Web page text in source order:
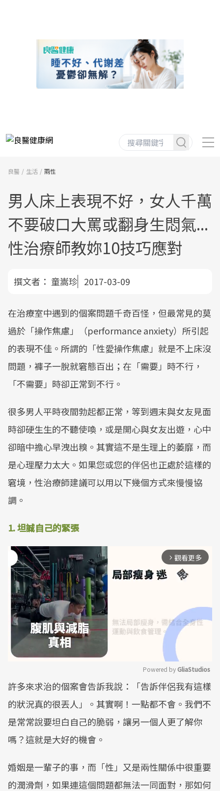
良醫 生活 兩性
男人床上表現不好，女人千萬
不要破口大罵或翻身生悶氣...
性治療師教妳10技巧應對
撰文者： 童嵩珍 2017-03-09
在治療室中遇到的個案問題千奇百怪，但最常見的莫
過於「操作焦慮」（performance anxiety）所引起
的表現不佳。所謂的「性愛操作焦慮」就是不上床沒
問題，褲子一脫就窘態百出；在「需要」時不行，
「不需要」時卻正常到不行。
很多男人平時夜間勃起都正常，等到週末與女友見面
時卻硬生生的不聽使喚，或是開心與女友出遊，心中
卻暗中擔心早洩出糗。其實這不是生理上的萎靡，而
是心理壓力太大。如果您或您的伴侶也正處於這樣的
窘境，性治療師建議可以用以下幾個方式來慢慢協
調。
1. 坦誠自己的緊張
arrow_forward_ios 觀看更多
Mute
Powered by GliaStudios
許多來求治的個案會告訴我說：「告訴伴侶我有這樣
的狀況真的很丟人」。其實啊！一點都不會。我們不
是常常說要坦白自己的脆弱，讓另一個人更了解你
嗎？這就是大好的機會。
婚姻是一輩子的事，而「性」又是兩性關係中很重要
的潤滑劑，如果連這個問題都無法一同面對，那如何